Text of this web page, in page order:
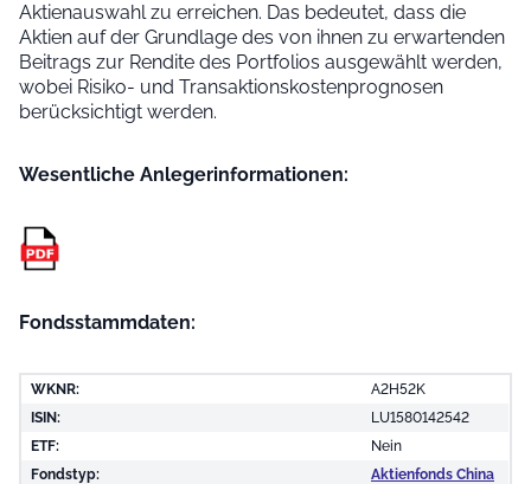
Aktienauswahl zu erreichen. Das bedeutet, dass die
Aktien auf der Grundlage des von ihnen zu erwartenden
Beitrags zur Rendite des Portfolios ausgewählt werden,
wobei Risiko- und Transaktionskostenprognosen
berücksichtigt werden.
Wesentliche Anleger­informationen:
Fondsstammdaten:
WKNR:
A2H52K
ISIN:
LU1580142542
ETF:
Nein
Fondstyp:
Aktienfonds China